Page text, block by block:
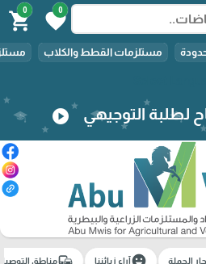
0
favorite
0
shopping_cart
مستلزمات القطط والكلاب
لطلبة التوجيهي play_circle
الجملة آراء زبائننا مناطق